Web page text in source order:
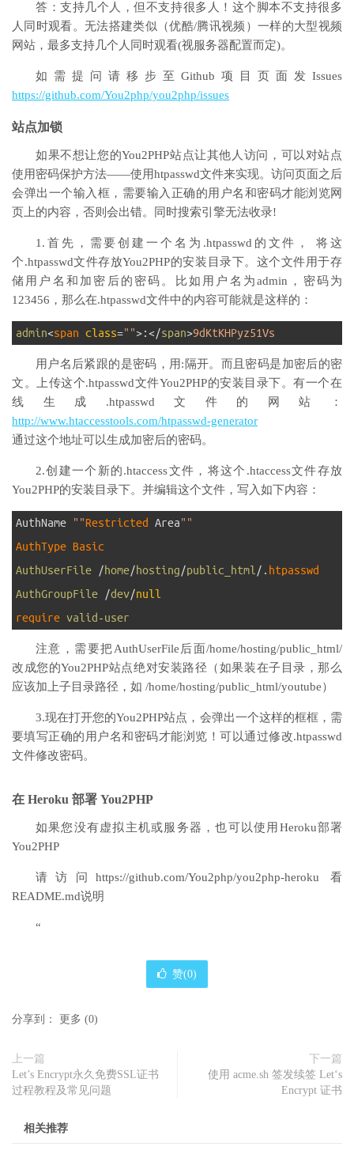
答：支持几个人，但不支持很多人！这个脚本不支持很多
人同时观看。无法搭建类似（优酷/腾讯视频）一样的大型视频
网站，最多支持几个人同时观看(视服务器配置而定)。
如需提问请移步至Github项目页面发Issues
https://github.com/You2php/you2php/issues
站点加锁
如果不想让您的You2PHP站点让其他人访问，可以对站点
使用密码保护方法——使用htpasswd文件来实现。访问页面之后
会弹出一个输入框，需要输入正确的用户名和密码才能浏览网
页上的内容，否则会出错。同时搜索引擎无法收录!
1.首先，需要创建一个名为.htpasswd的文件， 将这
个.htpasswd文件存放You2PHP的安装目录下。这个文件用于存
储用户名和加密后的密码。比如用户名为admin，密码为
123456，那么在.htpasswd文件中的内容可能就是这样的：
admin<span class="">:</span>9dKtKHPyz51Vs
用户名后紧跟的是密码，用:隔开。而且密码是加密后的密
文。上传这个.htpasswd文件You2PHP的安装目录下。有一个在
线生成.htpasswd文件的网站：
http://www.htaccesstools.com/htpasswd-generator
通过这个地址可以生成加密后的密码。
2.创建一个新的.htaccess文件，将这个.htaccess文件存放
You2PHP的安装目录下。并编辑这个文件，写入如下内容：
AuthName ""Restricted Area""
AuthType Basic
AuthUserFile
/home/hosting/public_html/ . htpasswd
AuthGroupFile
/dev/null
require valid -user
注意，需要把AuthUserFile后面/home/hosting/public_html/
改成您的You2PHP站点绝对安装路径（如果装在子目录，那么
应该加上子目录路径，如 /home/hosting/public_html/youtube）
3.现在打开您的You2PHP站点，会弹出一个这样的框框，需
要填写正确的用户名和密码才能浏览！可以通过修改.htpasswd
文件修改密码。
在 Heroku 部署 You2PHP
如果您没有虚拟主机或服务器，也可以使用Heroku部署
You2PHP
请访问https://github.com/You2php/you2php-heroku 看
README.md说明
“
赞(0)
分享到： 更多 (0)
上一篇
Let’s Encrypt永久免费SSL证书
过程教程及常见问题
下一篇
使用 acme.sh 签发续签 Let‘s
Encrypt 证书
相关推荐